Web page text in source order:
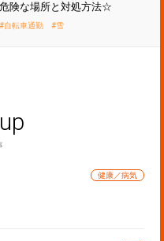
危険な場所と対処方法☆
自転車通勤 雪
健康／病気